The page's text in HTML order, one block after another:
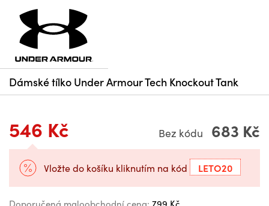
Dámské tílko Under Armour Tech Knockout Tank
546 Kč Bez kódu 683 Kč
Vložte do košíku kliknutím na kód LETO20